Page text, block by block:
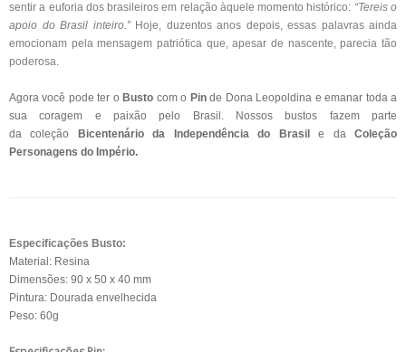
sentir a euforia dos brasileiros em relação àquele momento histórico: “Tereis o
apoio do Brasil inteiro.”Hoje, duzentos anos depois, essas palavras ainda
emocionam pela mensagem patriótica que, apesar de nascente, parecia tão
poderosa.
Agora você pode ter o Busto com o Pinde Dona Leopoldina e emanar toda a
sua coragem e paixão pelo Brasil.
Nossos bustos fazem parte
da coleção
Bicentenário da Independência do Brasile daColeção
Personagens do Império.
Especificações Busto:
Material: Resina
Dimensões: 90 x 50 x 40 mm
Pintura: Dourada envelhecida
Peso: 60g